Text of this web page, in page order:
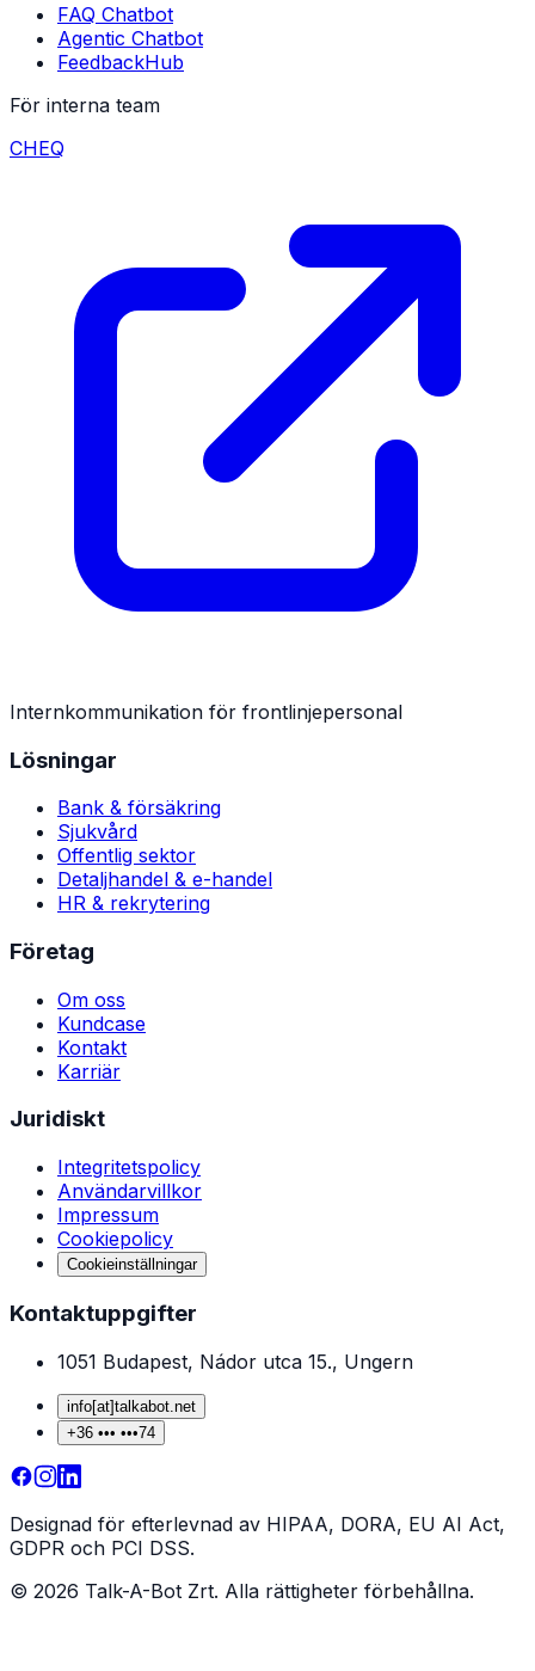
FAQ Chatbot
Agentic Chatbot
FeedbackHub
För interna team
CHEQ
Internkommunikation för frontlinjepersonal
Lösningar
Bank & försäkring
Sjukvård
Offentlig sektor
Detaljhandel & e-handel
HR & rekrytering
Företag
Om oss
Kundcase
Kontakt
Karriär
Juridiskt
Integritetspolicy
Användarvillkor
Impressum
Cookiepolicy
Cookieinställningar
Kontaktuppgifter
1051 Budapest, Nádor utca 15., Ungern
info[at]talkabot net
+36 ••• •••74
Designad för efterlevnad av HIPAA, DORA, EU AI Act,
GDPR och PCI DSS.
© 2026 Talk-A-Bot Zrt. Alla rättigheter förbehållna.